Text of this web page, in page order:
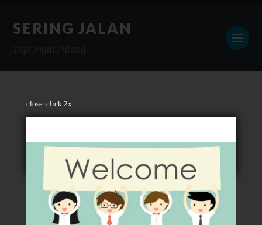
close click 2x
SERING JALAN